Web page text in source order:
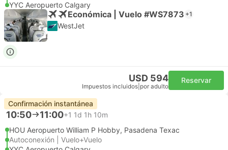
YYC Aeropuerto Calgary
Económica | Vuelo #WS7873 +1
WestJet
USD 594
Impuestos incluidos por adulto
Reservar
Confirmación instantánea
10:50 11:00+1 1d 1h 10m
HOU Aeropuerto William P Hobby, Pasadena Texac
Autoconexión | Vuelo+Vuelo